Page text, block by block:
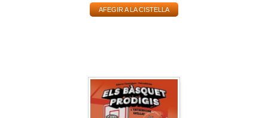
AFEGIR A LA CISTELLA